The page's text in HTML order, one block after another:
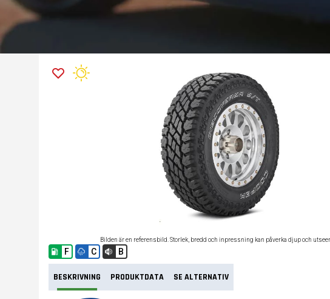
Bilden är en referensbild. Storlek, bredd och inpressning kan påverka djup och
F C B
BESKRIVNING PRODUKTDATA SE ALTERNATIV